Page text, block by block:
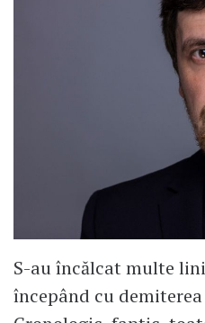
S-au încălcat multe
începând cu